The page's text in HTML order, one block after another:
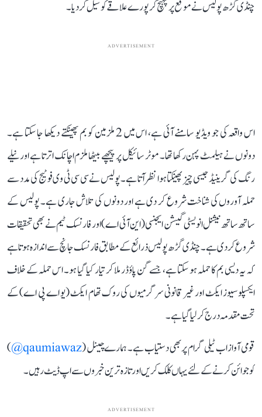
چنڈی گڑھ پولیس نے موقع پر پہنچ کر پورے علاقے کو سیل کر دیا۔
ADVERTISEMENT
اس واقعہ کی جو ویڈیو سامنے آئی ہے، اس میں 2 ملزمین کو بم پھینکتے دیکھا جا سکتا ہے۔
دونوں نے ہیلمٹ پہن رکھا تھا۔ موٹر سائیکل پر پیچھے بیٹھا ملزم اچانک اترتا ہے اور نیلے
رنگ کی گرینیڈ جیسی چیز پھینکتا ہوا نظر آتا ہے۔ پولیس نے سی سی ٹی وی فوٹیج کی مدد سے
حملہ آوروں کی شناخت شروع کر دی ہے اور دونوں کی تلاش جاری ہے۔ پولیس کے
ساتھ ساتھ نیشنل انویسٹی گیشن ایجنسی (این آئی اے) اور فارنسک ٹیم نے بھی تحقیقات
شروع کر دی ہے۔ چنڈی گڑھ پولیس ذرائع کے مطابق فارنسک جانچ سے اندازہ ہوتا ہے
کہ یہ دیسی بم کا حملہ ہو سکتا ہے، جسے گن پاؤڈر ملا کر تیار کیا گیا ہو۔ اس حملہ کے خلاف
ایکسپلوسیوز ایکٹ اور غیر قانونی سرگرمیوں کی روک تھام ایکٹ (یو اے پی اے) کے
تحت مقدمہ درج کر لیا گیا ہے۔
قومی آواز اب ٹیلی گرام پر بھی دستیاب ہے۔ ہمارے چینل (qaumiawaz@
)
کو جوائن کرنے کے لئے یہاں کلک کریں اور تازہ ترین خبروں سے اپ ڈیٹ رہیں۔
ADVERTISEMENT